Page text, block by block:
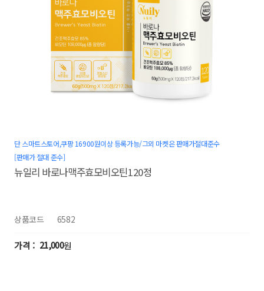
단 스마트스토어,쿠팡 16900원이상 등록가능/그외 마켓은 판매가절대준수
[판매가 절대 준수]
뉴일리 바로나맥주효모비오틴120정
상품코드 6582
21,000원